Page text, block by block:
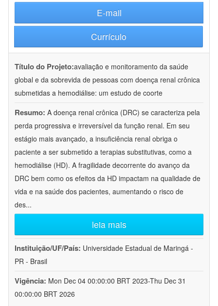
E-mail
Currículo
Título do Projeto:avaliação e monitoramento da saúde
global e da sobrevida de pessoas com doença renal crônica
submetidas a hemodiálise: um estudo de coorte
Resumo: A doença renal crônica (DRC) se caracteriza pela
perda progressiva e irreversível da função renal. Em seu
estágio mais avançado, a insuficiência renal obriga o
paciente a ser submetido a terapias substitutivas, como a
hemodiálise (HD). A fragilidade decorrente do avanço da
DRC bem como os efeitos da HD impactam na qualidade de
vida e na saúde dos pacientes, aumentando o risco de
des...
leia mais
Instituição/UF/País: Universidade Estadual de Maringá -
PR - Brasil
Vigência: Mon Dec 04 00:00:00 BRT 2023-Thu Dec 31
00:00:00 BRT 2026